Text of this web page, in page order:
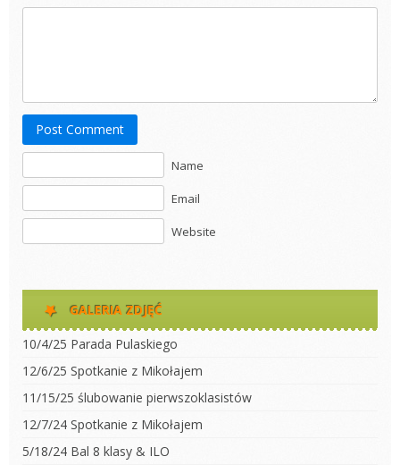
Post Comment
Name
Email
Website
GALERIA ZDJĘĆ
10/4/25 Parada Pulaskiego
12/6/25 Spotkanie z Mikołajem
11/15/25 ślubowanie pierwszoklasistów
12/7/24 Spotkanie z Mikołajem
5/18/24 Bal 8 klasy & ILO